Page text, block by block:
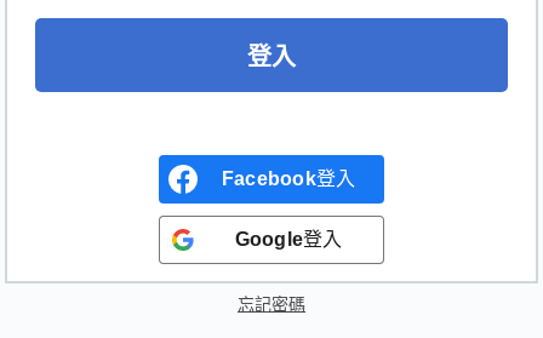
登入
Facebook登入
Google登入
忘記密碼